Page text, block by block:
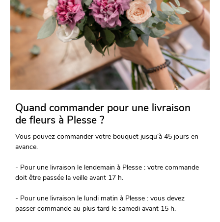
Quand commander pour une livraison
de fleurs à Plesse ?
Vous pouvez commander votre bouquet jusqu’à 45 jours en
avance.
- Pour une livraison le lendemain à Plesse : votre commande
doit être passée la veille avant 17 h.
- Pour une livraison le lundi matin à Plesse : vous devez
passer commande au plus tard le samedi avant 15 h.